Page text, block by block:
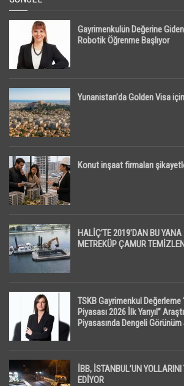
Gayrimenkulün Değerine
Robotik Öğrenme Başlıyor
Yunanistan’da Golden Visa
Konut inşaat firmaları
HALİÇ’TE 2019’DAN BU
METREKÜP ÇAMUR
TSKB Gayrimenkul Değerleme
Piyasası 2026 İlk Yarıyıl”
Piyasasında Dengeli
İBB, İSTANBUL’UN YOLLARINI
EDİYOR